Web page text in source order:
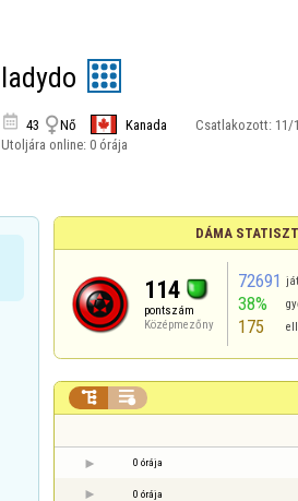
ladydo
 43 Nő Kanada Csatlakozott: 11/
Utoljára online: 0 órája
DÁMA
114
pontszám
Középmezőny
72691
38%
175
 
0 órája
0 órája